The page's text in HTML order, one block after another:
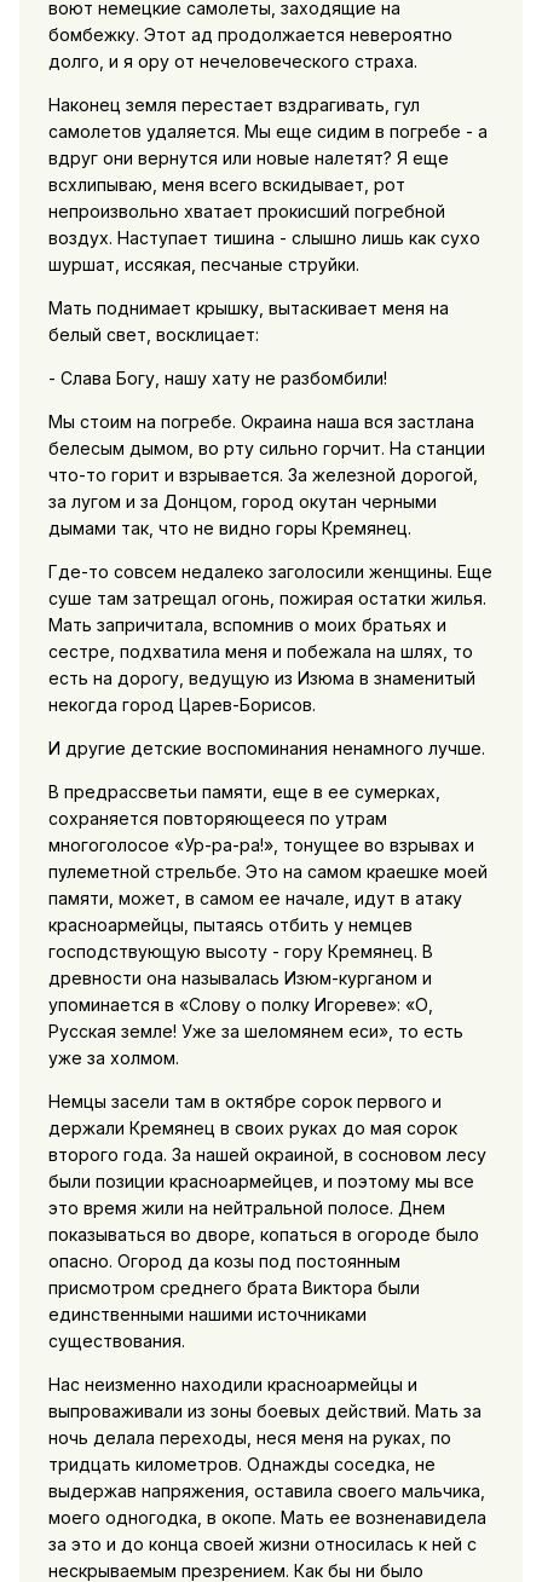
воют немецкие самолеты, заходящие на
бомбежку. Этот ад продолжается невероятно
долго, и я ору от нечеловеческого страха.
Наконец земля перестает вздрагивать, гул
самолетов удаляется. Мы еще сидим в погребе - а
вдруг они вернутся или новые налетят? Я еще
всхлипываю, меня всего вскидывает, рот
непроизвольно хватает прокисший погребной
воздух. Наступает тишина - слышно лишь как сухо
шуршат, иссякая, песчаные струйки.
Мать поднимает крышку, вытаскивает меня на
белый свет, восклицает:
- Слава Богу, нашу хату не разбомбили!
Мы стоим на погребе. Окраина наша вся застлана
белесым дымом, во рту сильно горчит. На станции
что-то горит и взрывается. За железной дорогой,
за лугом и за Донцом, город окутан черными
дымами так, что не видно горы Кремянец.
Где-то совсем недалеко заголосили женщины. Еще
суше там затрещал огонь, пожирая остатки жилья.
Мать запричитала, вспомнив о моих братьях и
сестре, подхватила меня и побежала на шлях, то
есть на дорогу, ведущую из Изюма в знаменитый
некогда город Царев-Борисов.
И другие детские воспоминания ненамного лучше.
В предрассветьи памяти, еще в ее сумерках,
сохраняется повторяющееся по утрам
многоголосое «Ур-ра-ра!», тонущее во взрывах и
пулеметной стрельбе. Это на самом краешке моей
памяти, может, в самом ее начале, идут в атаку
красноармейцы, пытаясь отбить у немцев
господствующую высоту - гору Кремянец. В
древности она называлась Изюм-курганом и
упоминается в «Слову о полку Игореве»: «О,
Русская земле! Уже за шеломянем еси», то есть
уже за холмом.
Немцы засели там в октябре сорок первого и
держали Кремянец в своих руках до мая сорок
второго года. За нашей окраиной, в сосновом лесу
были позиции красноармейцев, и поэтому мы все
это время жили на нейтральной полосе. Днем
показываться во дворе, копаться в огороде было
опасно. Огород да козы под постоянным
присмотром среднего брата Виктора были
единственными нашими источниками
существования.
Нас неизменно находили красноармейцы и
выпроваживали из зоны боевых действий. Мать за
ночь делала переходы, неся меня на руках, по
тридцать километров. Однажды соседка, не
выдержав напряжения, оставила своего мальчика,
моего одногодка, в окопе. Мать ее возненавидела
за это и до конца своей жизни относилась к ней с
нескрываемым презрением. Как бы ни было